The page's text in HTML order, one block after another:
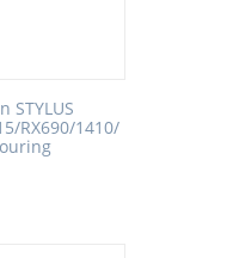
STYLUS
RX690/1410/